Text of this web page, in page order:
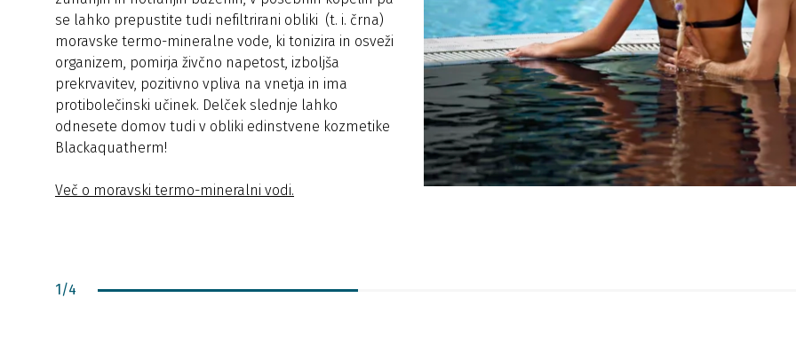
se lahko prepustite tudi nefiltrirani obliki (t. i. črna)
moravske termo-mineralne vode, ki tonizira in osveži
organizem, pomirja živčno napetost, izboljša
prekrvavitev, pozitivno vpliva na vnetja in ima
protibolečinski učinek. Delček slednje lahko
odnesete domov tudi v obliki edinstvene kozmetike
Blackaquatherm!
Več o moravski termo-mineralni vodi.
1/4